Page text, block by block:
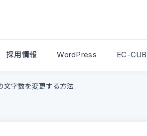
採用情報 WordPress EC-
文字数を変更する方法